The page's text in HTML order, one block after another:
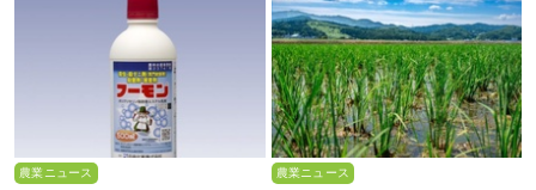
農業ニュース 農業ニュース